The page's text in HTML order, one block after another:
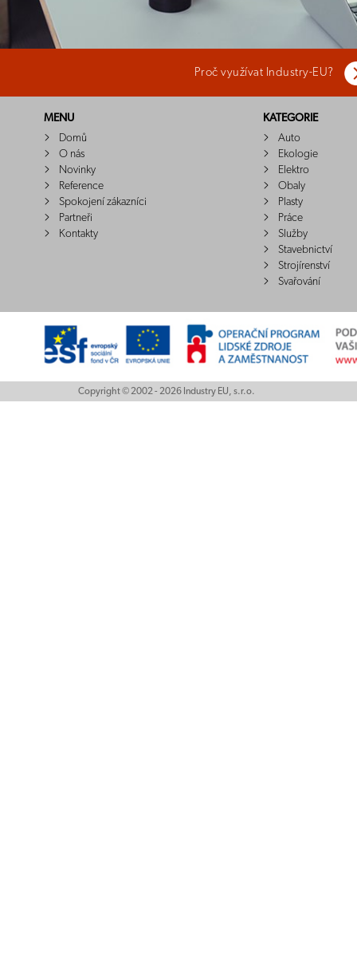
Proč využívat Industry-EU?
MENU
Domů
O nás
Novinky
Reference
Spokojení zákazníci
Partneři
Kontakty
KATEGORIE
Auto
Ekologie
Elektro
Obaly
Plasty
Práce
Služby
Stavebnictví
Strojírenství
Svařování
Copyright © 2002 - 2026 Industry EU, s.r.o.